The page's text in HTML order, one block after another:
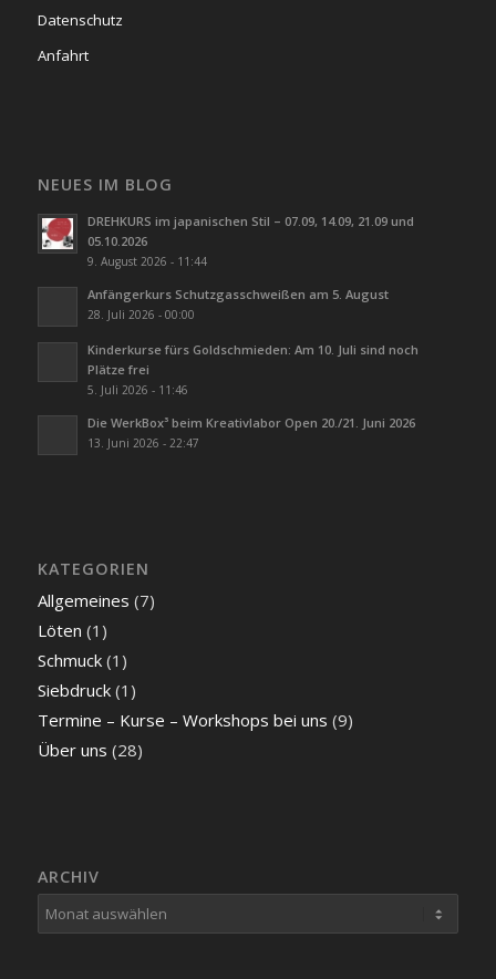
Datenschutz
Anfahrt
NEUES IM BLOG
DREHKURS im japanischen Stil – 07.09, 14.09, 21.09 und
05.10.2026
9. August 2026 - 11:44
Anfängerkurs Schutzgasschweißen am 5. August
28. Juli 2026 - 00:00
Kinderkurse fürs Goldschmieden: Am 10. Juli sind noch
Plätze frei
5. Juli 2026 - 11:46
Die WerkBox³ beim Kreativlabor Open 20./21. Juni 2026
13. Juni 2026 - 22:47
KATEGORIEN
Allgemeines (7)
Löten (1)
Schmuck(1)
Siebdruck(1)
Termine – Kurse – Workshops bei uns (9)
Über uns (28)
ARCHIV